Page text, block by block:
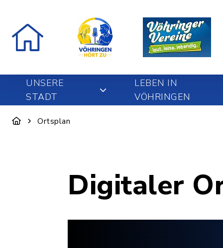
UNSERE
STADT
LEBEN IN
VÖHRINGEN
Ortsplan
Digitaler